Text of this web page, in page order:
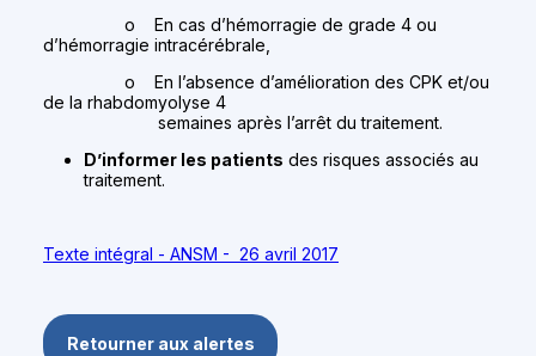
o En cas d’hémorragie de grade 4 ou
d’hémorragie intracérébrale,
o En l’absence d’amélioration des CPK et/ou
de la rhabdomyolyse 4
semaines après l’arrêt du traitement.
D’informer les patients des risques associés au
traitement.
Texte intégral - ANSM - 26 avril 2017
Retourner aux alertes